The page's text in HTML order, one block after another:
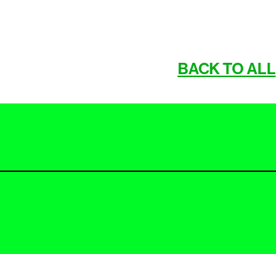
BACK TO ALL